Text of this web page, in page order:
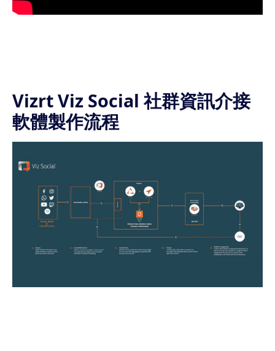
Vizrt Viz Social 社群資訊介接
軟體製作流程